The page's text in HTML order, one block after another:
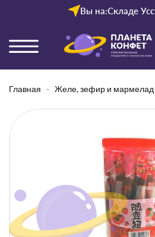
Вы на:Складе
Главная Желе, зефир и мармелад